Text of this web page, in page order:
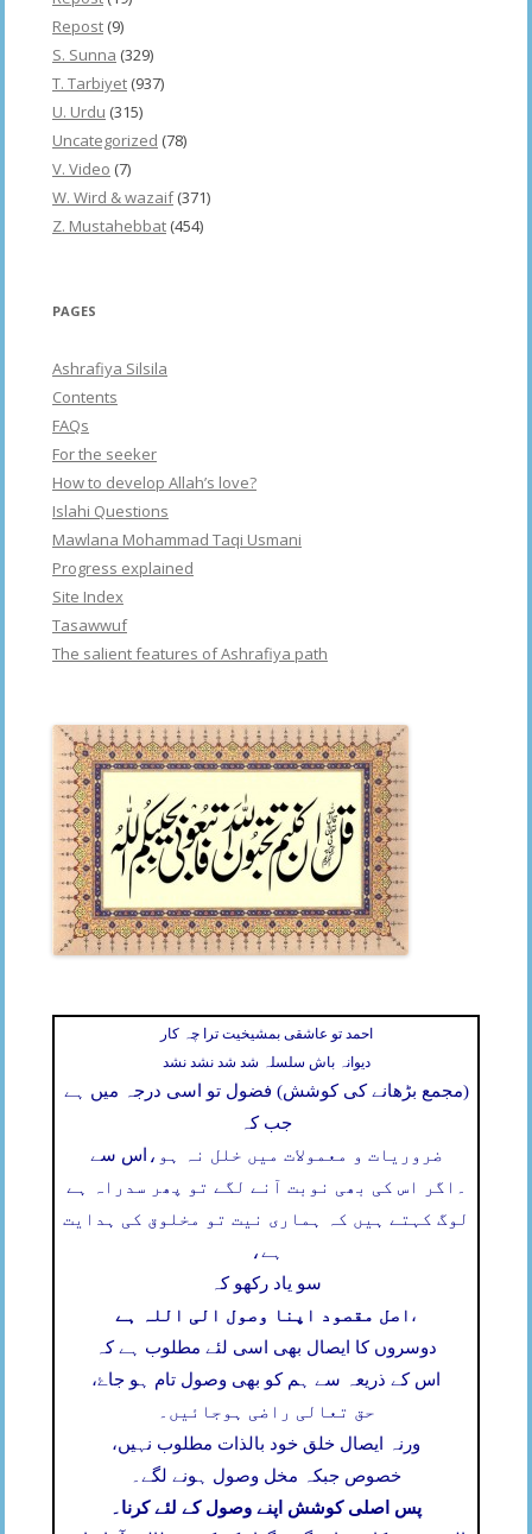
Repost (9)
S. Sunna (329)
T. Tarbiyet (937)
U. Urdu (315)
Uncategorized (78)
V. Video (7)
W. Wird & wazaif(371)
Z. Mustahebbat (454)
PAGES
Ashrafiya Silsila
Contents
FAQs
For the seeker
How to develop Allah’s love?
Islahi Questions
Mawlana Mohammad Taqi Usmani
Progress explained
Site Index
Tasawwuf
The salient features of Ashrafiya path
احمد تو عاشقی بمشیخیت ترا چہ کار
دیوانہ باش سلسلہ شد شد نشد نشد
(مجمع بڑھانے کی کوشش) فضول تو اسی درجہ میں ہے
جب کہ
اس سے ضروریات و معمولات میں خلل نہ ہو،
اگر اس کی بھی نوبت آنے لگے تو پھر سدراہ ہے
لوگ کہتے ہیں کہ ہماری نیت تو مخلوق کی ہدایت
ہے،
سو یاد رکھو کہ
اصل مقصود اپنا وصول الی اللہ ہے ،
دوسروں کا ایصال بھی اسی لئے مطلوب ہے کہ
اس کے ذریعہ سے ہم کو بھی وصول تام ہو جاۓ،
حق تعالی راضی ہوجائیں۔
ورنہ ایصال خلق خود بالذات مطلوب نہیں،
خصوص جبکہ مخل وصول ہونے لگے۔
پس اصلی کوشش اپنے وصول کے لئے کرنا۔